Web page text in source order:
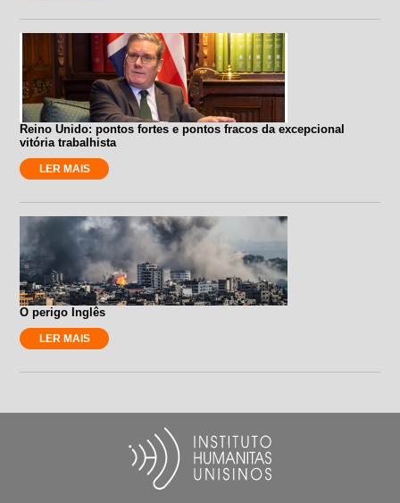
Reino Unido: pontos fortes e pontos fracos da excepcional
vitória trabalhista
LER MAIS
O perigo Inglês
LER MAIS